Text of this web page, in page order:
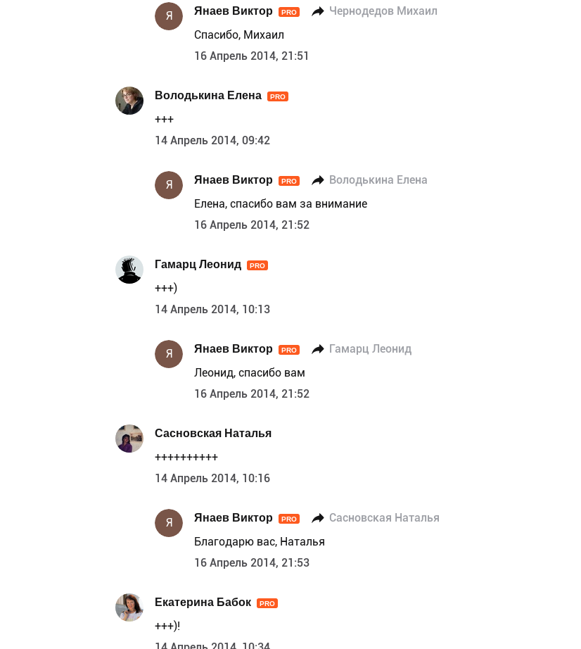
Я Янаев Виктор PRO Чернодедов Михаил
Спасибо, Михаил
16 Апрель 2014, 21:51
Володькина Елена PRO
+++
14 Апрель 2014, 09:42
Я Янаев Виктор PRO Володькина Елена
Елена, спасибо вам за внимание
16 Апрель 2014, 21:52
Гамарц Леонид PRO
+++)
14 Апрель 2014, 10:13
Я Янаев Виктор PRO Гамарц Леонид
Леонид, спасибо вам
16 Апрель 2014, 21:52
Сасновская Наталья
++++++++++
14 Апрель 2014, 10:16
Я Янаев Виктор PRO Сасновская Наталья
Благодарю вас, Наталья
16 Апрель 2014, 21:53
Екатерина Бабок PRO
+++)!